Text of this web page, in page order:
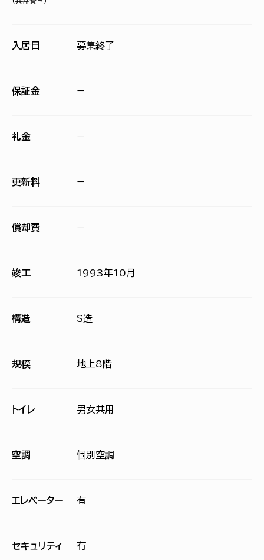
入居日 募集終了
保証金 −
礼金 −
更新料 −
償却費 −
竣工 1993年10月
構造 S造
規模 地上8階
トイレ 男女共用
空調 個別空調
エレベーター 有
セキュリティ 有